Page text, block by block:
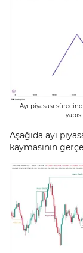
Ayı piyasası
Aşağıda ayı
kaymasının